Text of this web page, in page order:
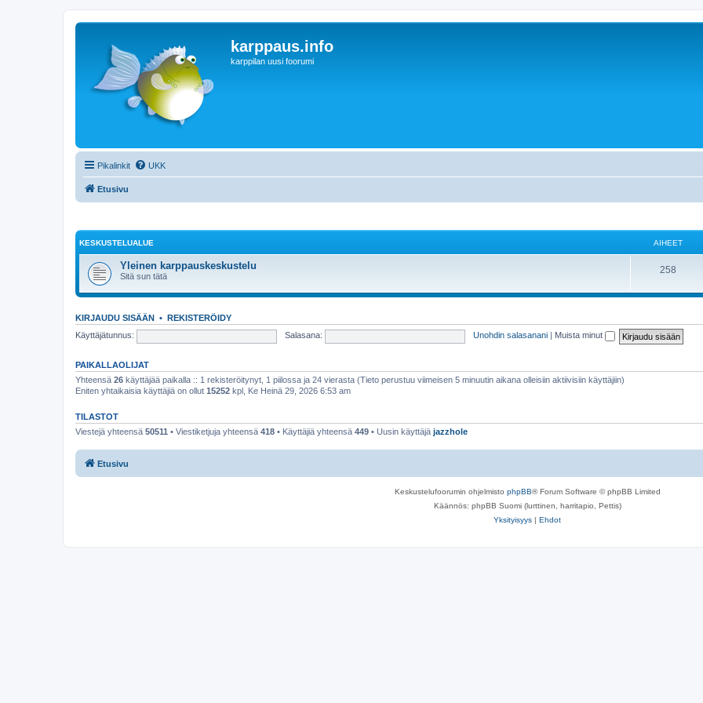
karppaus.info
karppilan uusi foorumi
Pikalinkit UKK
Etusivu
KESKUSTELUALUE AIHEET
Yleinen karppauskeskustelu
Sitä sun tätä
258
KIRJAUDU SISÄÄN • REKISTERÖIDY
Käyttäjätunnus:
Salasana: Unohdin salasanani Muista minut
PAIKALLAOLIJAT
Yhteensä 26 käyttäjää paikalla :: 1 rekisteröitynyt, 1 piilossa ja 24 vierasta (Tieto perustuu viimeisen 5 minuutin aikana olleisiin aktiivisiin käyttäjiin)
Eniten yhtaikaisia käyttäjiä on ollut 15252 kpl, Ke Heinä 29, 2026 6:53 am
TILASTOT
Viestejä yhteensä 50511 • Viestiketjuja yhteensä 418 • Käyttäjiä yhteensä 449 • Uusin käyttäjä jazzhole
Etusivu
Keskustelufoorumin ohjelmisto phpBB® Forum Software © phpBB Limited
Käännös: phpBB Suomi (lurttinen, harritapio, Pettis)
Yksityisyys | Ehdot